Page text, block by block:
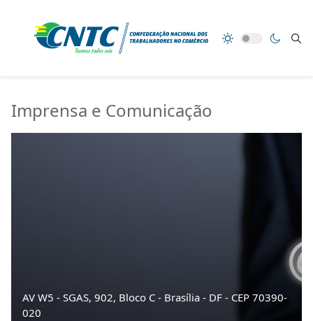
Imprensa e Comunicação
AV W5 - SGAS, 902, Bloco C - Brasí­lia - DF - CEP 70390-
020